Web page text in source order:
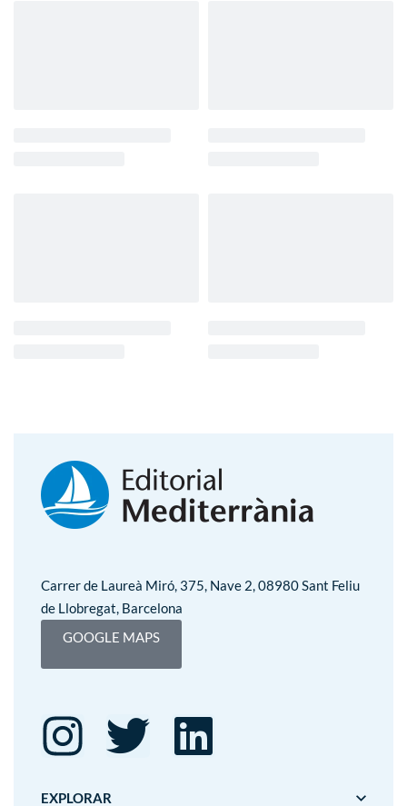
Carrer de Laureà Miró, 375, Nave 2, 08980 Sant Feliu
de Llobregat, Barcelona
GOOGLE MAPS
EXPLORAR